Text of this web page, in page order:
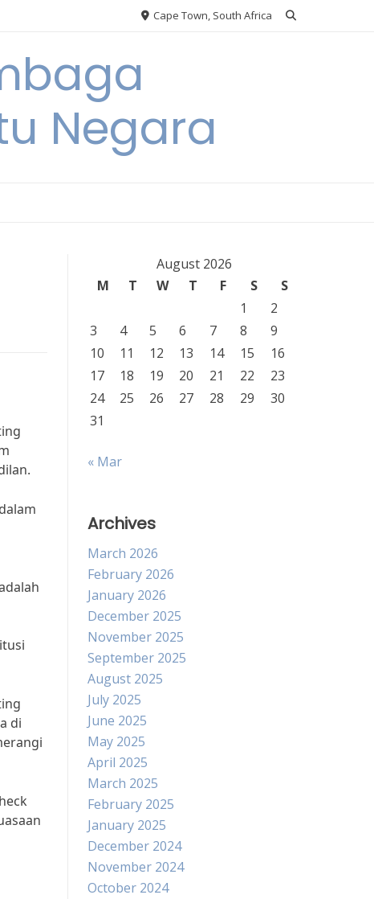
Cape Town, South Africa
Negara
di
August 2026
M
T W T F S
S
1
2
3
4 5 6 7 8
9
10
11 12 13 14 15
16
17
18 19 20 21 22
23
24
25 26 27 28 29
30
31
« Mar
Archives
March 2026
February 2026
January 2026
December 2025
November 2025
September 2025
August 2025
July 2025
June 2025
May 2025
April 2025
March 2025
February 2025
January 2025
December 2024
November 2024
October 2024